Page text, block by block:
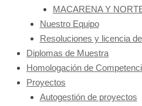
MACARENA Y
Nuestro Equipo
Resoluciones y licencia
Diplomas de Muestra
Homologación de
Proyectos
Autogestión de proyectos